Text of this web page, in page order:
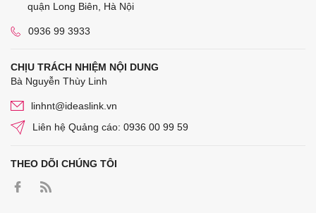
quận Long Biên, Hà Nội
0936 99 3933
CHỊU TRÁCH NHIỆM NỘI DUNG
Bà Nguyễn Thùy Linh
linhnt@ideaslink.vn
Liên hệ Quảng cáo: 0936 00 99 59
THEO DÕI CHÚNG TÔI